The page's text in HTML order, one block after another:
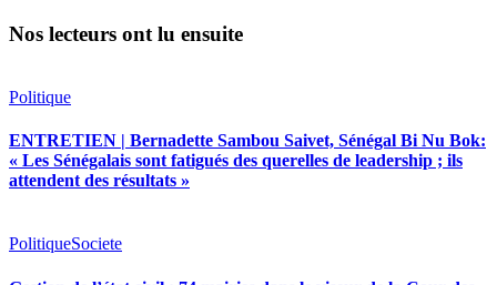
Nos lecteurs ont lu ensuite
Politique
ENTRETIEN | Bernadette Sambou Saivet, Sénégal Bi Nu Bok:
« Les Sénégalais sont fatigués des querelles de leadership ; ils
attendent des résultats »
PolitiqueSociete